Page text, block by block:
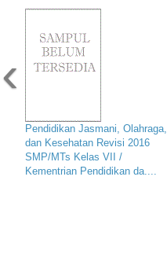
Pendidikan Jasmani, Olahraga,
dan Kesehatan Revisi 2016
SMP/MTs Kelas VII /
Kementrian Pendidikan da....
‹